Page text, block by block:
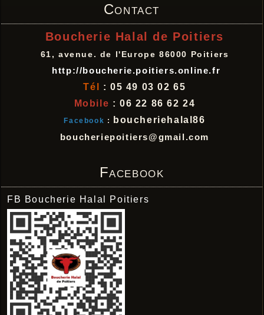
Contact
Boucherie Halal de Poitiers
61, avenue. de l'Europe 86000 Poitiers
http://boucherie.poitiers.online.fr
Tél
: 05 49 03 02 65
Mobile : 06 22 86 62 24
Facebook :
boucheriehalal86
boucheriepoitiers@gmail.com
Facebook
FB Boucherie Halal Poitiers